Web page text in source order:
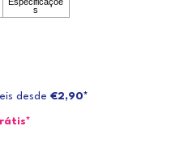
desde €2,90*